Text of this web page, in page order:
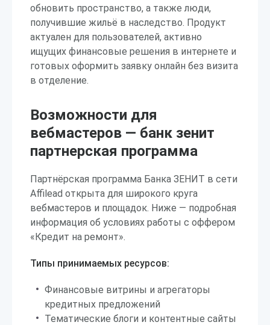
обновить пространство, а также люди,
получившие жильё в наследство. Продукт
актуален для пользователей, активно
ищущих финансовые решения в интернете и
готовых оформить заявку онлайн без визита
в отделение.
Возможности для
вебмастеров — банк зенит
партнерская программа
Партнёрская программа Банка ЗЕНИТ в сети
Affilead открыта для широкого круга
вебмастеров и площадок. Ниже — подробная
информация об условиях работы с оффером
«Кредит на ремонт».
Типы принимаемых ресурсов:
Финансовые витрины и агрегаторы
кредитных предложений
Тематические блоги и контентные сайты